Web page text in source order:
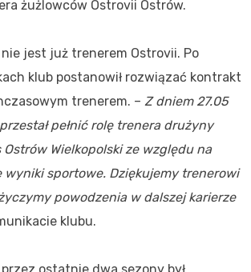
żużlowców Ostrovii Ostrów.
nie jest już trenerem Ostrovii. Po
klub postanowił rozwiązać kontrakt
trenerem. – Z dniem 27.05
pełnić rolę trenera drużyny
Wielkopolski ze względu na
wyniki sportowe. Dziękujemy trenerowi
powodzenia w dalszej karierze
klubu.